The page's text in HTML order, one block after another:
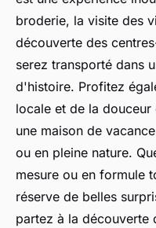
broderie, la visite des
découverte des
serez transporté dans
d'histoire. Profitez
locale et de la
une maison de
ou en pleine nature.
mesure ou en formule
réserve de belles
partez à la découverte